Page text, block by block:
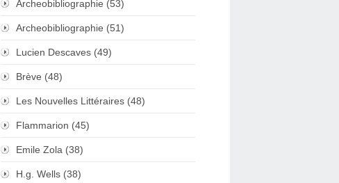
Archeobibliographie (53)
Archeobibliographie (51)
Lucien Descaves (49)
Brève (48)
Les Nouvelles Littéraires (48)
Flammarion (45)
Emile Zola (38)
H.g. Wells (38)